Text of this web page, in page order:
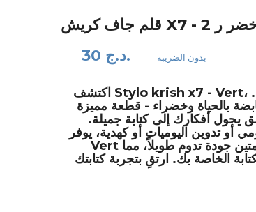
30 د.ج.
بدون الضريبة
Stylo krish x7 - Vert، أداة كتابة ثورية مصممة لأناقة لا مثيل لها.
بالحياة وخضراء - قطعة مميزة
يحول أفكارك إلى كتابة جميلة.
Vert
الخاصة بك. ارتقِ بتجربة كتابتك